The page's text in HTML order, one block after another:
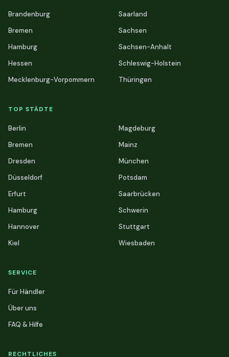
Brandenburg
Bremen
Hamburg
Hessen
Mecklenburg-Vorpommern
Saarland
Sachsen
Sachsen-Anhalt
Schleswig-Holstein
Thüringen
TOP STÄDTE
Berlin
Bremen
Dresden
Düsseldorf
Erfurt
Hamburg
Hannover
Kiel
Magdeburg
Mainz
München
Potsdam
Saarbrücken
Schwerin
Stuttgart
Wiesbaden
SERVICE
Für Händler
Über uns
FAQ & Hilfe
RECHTLICHES